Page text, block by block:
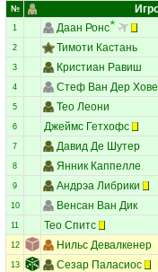
№
1 Даан Ронс
2 Тимоти Кастань
3 Кристиан Равиш
4 Стеф Ван Дер
5 Тео Леони
6 Джеймс Гетхофс
7 Давид Де Шутер
8 Янник Каппелле
9 Андрэа Либрики
10 Венсан Ван Дик
11 Тео Спитс
12 Нильс Девалкенер
13 Сезар Паласиос